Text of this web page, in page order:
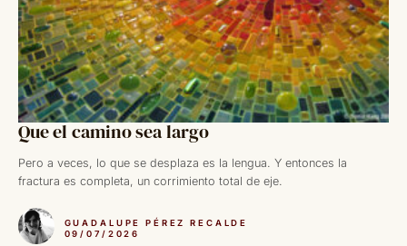
Que el camino sea largo
Pero a veces, lo que se desplaza es la lengua. Y entonces la
fractura es completa, un corrimiento total de eje.
GUADALUPE PÉREZ RECALDE
09/07/2026